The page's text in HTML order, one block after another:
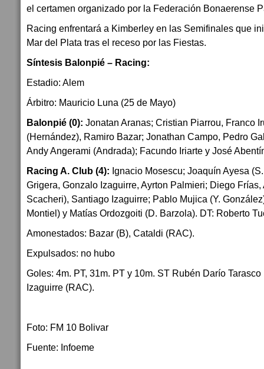
el certamen organizado por la Federación Bonaerense
Racing enfrentará a Kimberley en las Semifinales que
Mar del Plata tras el receso por las Fiestas.
Síntesis Balonpié – Racing:
Estadio: Alem
Árbitro: Mauricio Luna (25 de Mayo)
Balonpié (0): Jonatan Aranas; Cristian Piarrou, Franco
(Hernández), Ramiro Bazar; Jonathan Campo, Pedro
Andy Angerami (Andrada); Facundo Iriarte y José
Racing A. Club (4): Ignacio Mosescu; Joaquín Ayesa
Grigera, Gonzalo Izaguirre, Ayrton Palmieri; Diego
Scacheri), Santiago Izaguirre; Pablo Mujica (Y.
Montiel) y Matías Ordozgoiti (D. Barzola). DT: Roberto
Amonestados: Bazar (B), Cataldi (RAC).
Expulsados: no hubo
Goles: 4m. PT, 31m. PT y 10m. ST Rubén Darío
Izaguirre (RAC).
Foto: FM 10 Bolivar
Fuente: Infoeme